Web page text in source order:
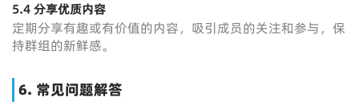
5.4 分享优质内容
定期分享有趣或有价值的内容，吸引成员的关注和参与，保
持群组的新鲜感。
6. 常见问题解答